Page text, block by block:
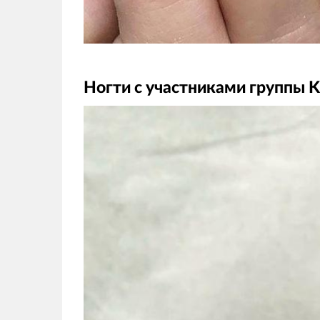
Ногти с участниками группы